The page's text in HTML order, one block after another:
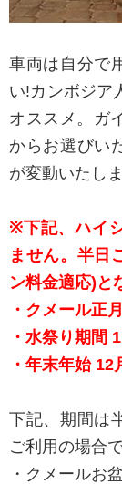
車両は自分で
い!カンボジア
オススメ。ガ
からお選びい
が変動いたし
※下記、ハイ
ません。半日
ン料金適応)と
・クメール正
・水祭り期間
・年末年始 12
下記、期間は
ご利用の場合
・クメールお